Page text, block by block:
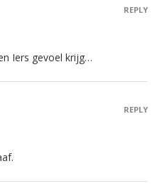
Iers gevoel krijg…
REPLY
REPLY